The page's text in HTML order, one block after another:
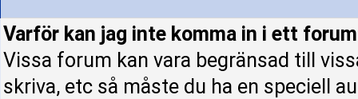
Varför kan jag inte komma in i ett
Vissa forum kan vara begränsad till
skriva, etc så måste du ha en speciell